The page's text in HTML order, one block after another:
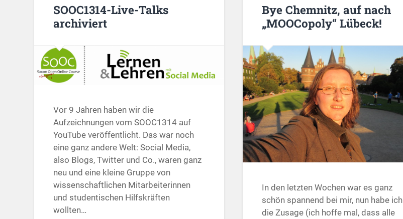
SOOC1314-Live-Talks
archiviert
Vor 9 Jahren haben wir die
Aufzeichnungen vom SOOC1314 auf
YouTube veröffentlicht. Das war noch
eine ganz andere Welt: Social Media,
also Blogs, Twitter und Co., waren ganz
neu und eine kleine Gruppe von
wissenschaftlichen Mitarbeiterinnen
und studentischen Hilfskräften
wollten…
Bye Chemnitz, auf nach
„MOOCopoly“ Lübeck!
In den letzten Wochen war es ganz
schön spannend bei mir, nun habe ich
die Zusage (ich hoffe mal, dass alle